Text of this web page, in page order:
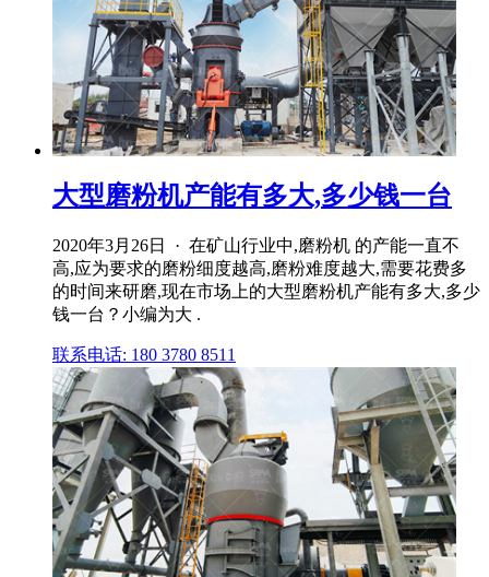
大型磨粉机产能有多大,多少钱一台
2020年3月26日 · 在矿山行业中,磨粉机 的产能一直不
高,应为要求的磨粉细度越高,磨粉难度越大,需要花费多
的时间来研磨,现在市场上的大型磨粉机产能有多大,多少
钱一台？小编为大 .
联系电话: 180 3780 8511